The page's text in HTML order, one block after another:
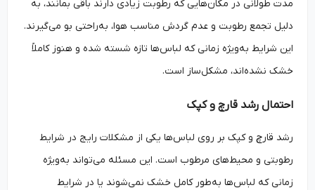
مدت طولانی در مکان‌هایی که رطوبت زیادی دارند باقی بمانند، به
دلیل تجمع رطوبت و عدم گردش مناسب هوا، به‌راحتی بو می‌گیرند.
این شرایط به‌ویژه زمانی که لباس‌ها تازه شسته شده و هنوز کاملاً
خشک نشده‌اند، مشکل‌ساز است.
احتمال رشد قارچ و کپک
رشد قارچ و کپک بر روی لباس‌ها یکی از مشکلات رایج در شرایط
رطوبتی و محیط‌های مرطوب است. این مسئله می‌تواند به‌ویژه
زمانی که لباس‌ها به‌طور کامل خشک نمی‌شوند یا در شرایط